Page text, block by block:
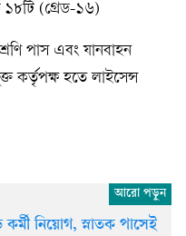
১৮টি (গ্রেড-১৬)
পাস এবং যানবাহন
কর্তৃপক্ষ হতে লাইসেন্স
নিয়োগ, স্নাতক পাসেই